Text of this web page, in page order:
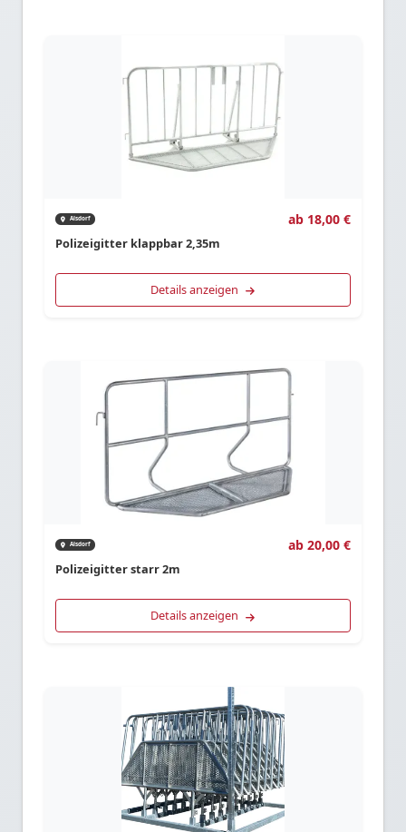
Alsdorf ab 18,00 €
Polizeigitter klappbar 2,35m
Details anzeigen
Alsdorf ab 20,00 €
Polizeigitter starr 2m
Details anzeigen